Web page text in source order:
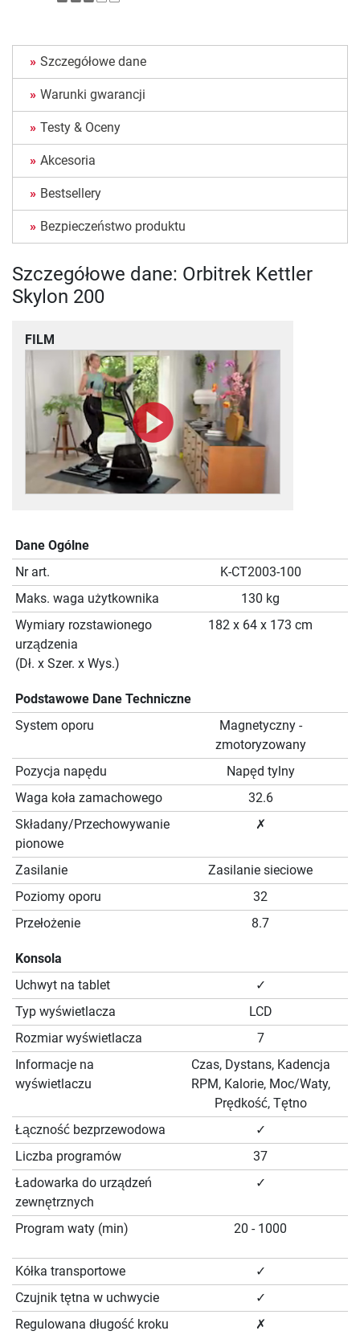
Szczegółowe dane
Warunki gwarancji
Testy & Oceny
Akcesoria
Bestsellery
Bezpieczeństwo produktu
Szczegółowe dane: Orbitrek Kettler
Skylon 200
FILM
Dane Ogólne
Nr art.
K-CT2003-100
Maks. waga użytkownika
130 kg
Wymiary rozstawionego
urządzenia
(Dł. x Szer. x Wys.)
182 x 64 x 173 cm
Podstawowe Dane Techniczne
System oporu
Magnetyczny -
zmotoryzowany
Pozycja napędu
Napęd tylny
Waga koła zamachowego
32.6
Składany/Przechowywanie
pionowe
✗
Zasilanie
Zasilanie sieciowe
Poziomy oporu
32
Przełożenie
8.7
Konsola
Uchwyt na tablet
✓
Typ wyświetlacza
LCD
Rozmiar wyświetlacza
7
Informacje na
wyświetlaczu
Czas, Dystans, Kadencja
RPM, Kalorie, Moc/Waty,
Prędkość, Tętno
Łączność bezprzewodowa
✓
Liczba programów
37
Ładowarka do urządzeń
zewnętrznych
✓
Program waty (min) 20 - 1000
Kółka transportowe
✓
Czujnik tętna w uchwycie
✓
Regulowana długość kroku
✗